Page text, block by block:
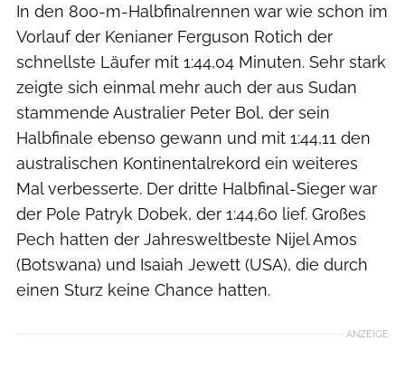
In den 800-m-Halbfinalrennen war wie schon im
Vorlauf der Kenianer Ferguson Rotich der
schnellste Läufer mit 1:44,04 Minuten. Sehr stark
zeigte sich einmal mehr auch der aus Sudan
stammende Australier Peter Bol, der sein
Halbfinale ebenso gewann und mit 1:44,11 den
australischen Kontinentalrekord ein weiteres
Mal verbesserte. Der dritte Halbfinal-Sieger war
der Pole Patryk Dobek, der 1:44,60 lief. Großes
Pech hatten der Jahresweltbeste Nijel Amos
(Botswana) und Isaiah Jewett (USA), die durch
einen Sturz keine Chance hatten.
ANZEIGE